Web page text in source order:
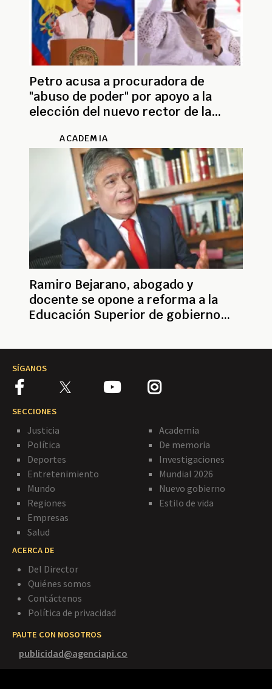
Petro acusa a procuradora de
"abuso de poder" por apoyo a la
elección del nuevo rector de la
ACADEMIA
Ramiro Bejarano, abogado y
docente se opone a reforma a la
Educación Superior de gobierno
SÍGANOS
SECCIONES
Justicia
Política
Deportes
Entretenimiento
Mundo
Regiones
Empresas
Salud
Academia
De memoria
Investigaciones
Mundial 2026
Nuevo gobierno
Estilo de vida
ACERCA DE
Del Director
Quiénes somos
Contáctenos
Política de privacidad
PAUTE CON NOSOTROS
publicidad@agenciapi.co